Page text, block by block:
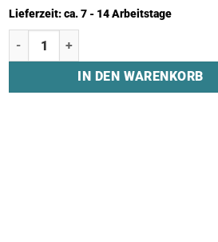
Lieferzeit:ca. 7 - 14 Arbeitstage
Tasse "RONIN ESPORTS" Menge
IN DEN WARENKORB